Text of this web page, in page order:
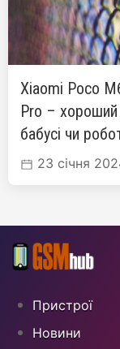
Xiaomi Poco
Pro –
бабусі чи
23 січня
Пристрої
Новини